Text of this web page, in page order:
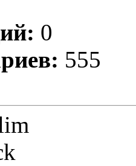
0
555